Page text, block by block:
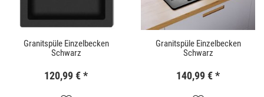
Granitspüle Einzelbecken
Schwarz
120,99 €*
Granitspüle Einzelbecken
Schwarz
140,99 €*